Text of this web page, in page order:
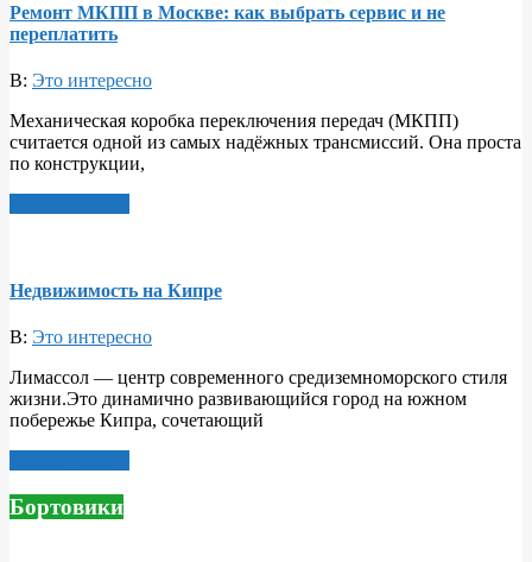
Ремонт МКПП в Москве: как выбрать сервис и не
переплатить
В: Это интересно
Механическая коробка переключения передач (МКПП)
считается одной из самых надёжных трансмиссий. Она проста
по конструкции,
Недвижимость на Кипре
В: Это интересно
Лимассол — центр современного средиземноморского стиля
жизни.Это динамично развивающийся город на южном
побережье Кипра, сочетающий
Бортовики